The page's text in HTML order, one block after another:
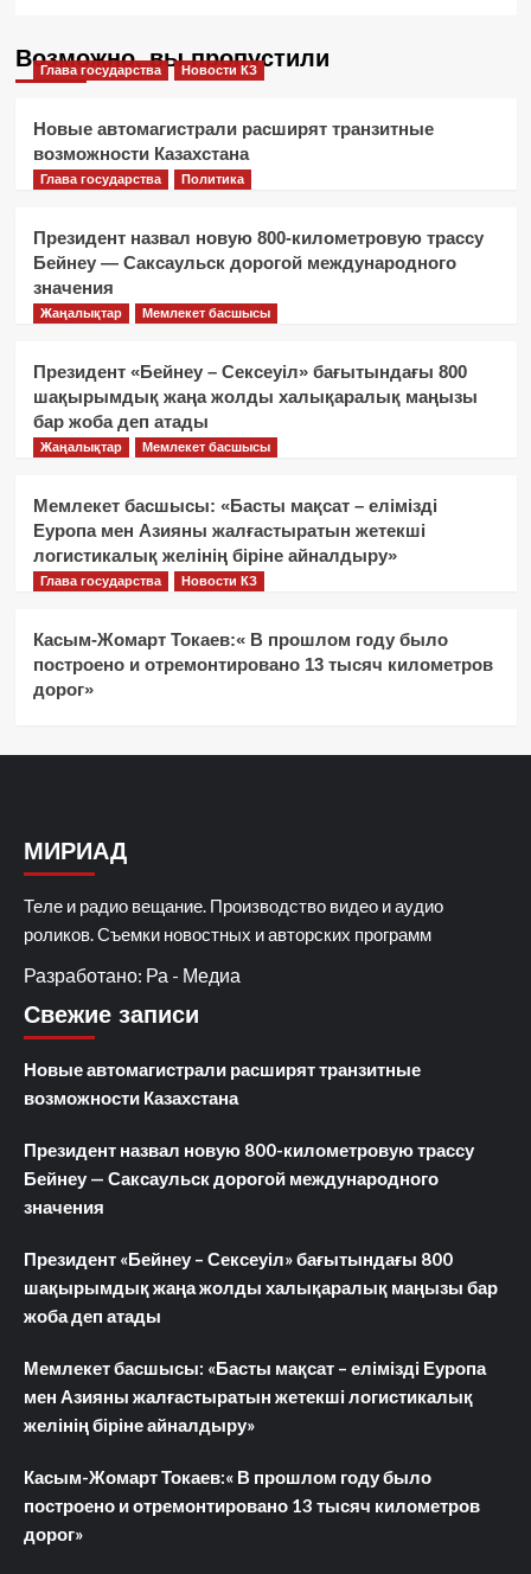
Возможно, вы пропустили
Глава государства Новости КЗ
Новые автомагистрали расширят транзитные
возможности Казахстана
Глава государства Политика
Президент назвал новую 800-километровую трассу
Бейнеу — Саксаульск дорогой международного
значения
Жаңалықтар Мемлекет басшысы
Президент «Бейнеу – Сексеуіл» бағытындағы 800
шақырымдық жаңа жолды халықаралық маңызы
бар жоба деп атады
Жаңалықтар Мемлекет басшысы
Мемлекет басшысы: «Басты мақсат – елімізді
Еуропа мен Азияны жалғастыратын жетекші
логистикалық желінің біріне айналдыру»
Глава государства Новости КЗ
Касым-Жомарт Токаев:« В прошлом году было
построено и отремонтировано 13 тысяч километров
дорог»
МИРИАД
Теле и радио вещание. Производство видео и аудио
роликов. Съемки новостных и авторских программ
Разработано: Ра - Медиа
Свежие записи
Новые автомагистрали расширят транзитные
возможности Казахстана
Президент назвал новую 800-километровую трассу
Бейнеу — Саксаульск дорогой международного
значения
Президент «Бейнеу – Сексеуіл» бағытындағы 800
шақырымдық жаңа жолды халықаралық маңызы бар
жоба деп атады
Мемлекет басшысы: «Басты мақсат – елімізді Еуропа
мен Азияны жалғастыратын жетекші логистикалық
желінің біріне айналдыру»
Касым-Жомарт Токаев:« В прошлом году было
построено и отремонтировано 13 тысяч километров
дорог»